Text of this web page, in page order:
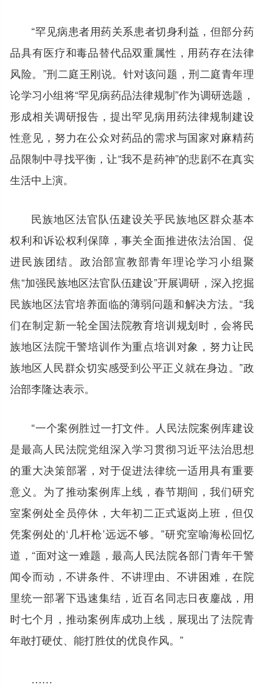
“罕见病患者用药关系患者切身利益，但部分药
品具有医疗和毒品替代品双重属性，用药存在法律
风险。”刑二庭王刚说。针对该问题，刑二庭青年理
论学习小组将“罕见病药品法律规制”作为调研选题，
形成相关调研报告，提出罕见病用药法律规制建设
性意见，努力在公众对药品的需求与国家对麻精药
品限制中寻找平衡，让“我不是药神”的悲剧不在真实
生活中上演。
民族地区法官队伍建设关乎民族地区群众基本
权利和诉讼权利保障，事关全面推进依法治国、促
进民族团结。政治部宣教部青年理论学习小组聚
焦“加强民族地区法官队伍建设”开展调研，深入挖掘
民族地区法官培养面临的薄弱问题和解决方法。“我
们在制定新一轮全国法院教育培训规划时，会将民
族地区法院干警培训作为重点培训对象，努力让民
族地区人民群众切实感受到公平正义就在身边。”政
治部李隆达表示。
“一个案例胜过一打文件。人民法院案例库建设
是最高人民法院党组深入学习贯彻习近平法治思想
的重大决策部署，对于促进法律统一适用具有重要
意义。为了推动案例库上线，春节期间，我们研究
室案例处全员停休，大年初二正式返岗上班，但仅
凭案例处的‘几杆枪’远远不够。”研究室喻海松回忆
道，“面对这一难题，最高人民法院各部门青年干警
闻令而动，不讲条件、不讲理由、不讲困难，在院
里统一部署下迅速集结，近百名同志日夜鏖战，用
时七个月，推动案例库成功上线，展现出了法院青
年敢打硬仗、能打胜仗的优良作风。”
……